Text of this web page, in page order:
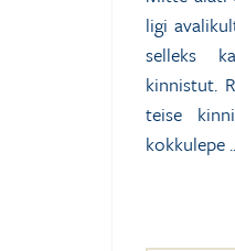
ligi
selleks
kinnistut.
teise
kokkulepe